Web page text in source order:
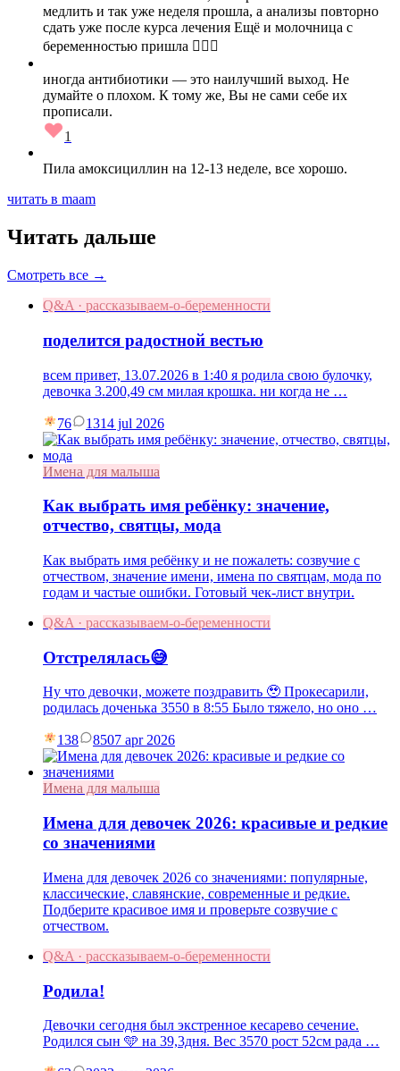
медлить и так уже неделя прошла, а анализы повторно
сдать уже после курса лечения Ещё и молочница с
беременностью пришла 🤦🏼‍♀️
иногда антибиотики — это наилучший выход. Не
думайте о плохом. К тому же, Вы не сами себе их
прописали.
1
Пила амоксициллин на 12-13 неделе, все хорошо.
читать в maam
Читать дальше
Смотреть все →
Q&A · рассказываем-о-беременности
поделится радостной вестью
всем привет, 13.07.2026 в 1:40 я родила свою булочку,
девочка 3.200,49 см милая крошка. ни когда не …
76 1314 jul 2026
Имена для малыша
Как выбрать имя ребёнку: значение,
отчество, святцы, мода
Как выбрать имя ребёнку и не пожалеть: созвучие с
отчеством, значение имени, имена по святцам, мода по
годам и частые ошибки. Готовый чек-лист внутри.
Q&A · рассказываем-о-беременности
Отстрелялась😅
Ну что девочки, можете поздравить 🥹 Прокесарили,
родилась доченька 3550 в 8:55 Было тяжело, но оно …
138 8507 apr 2026
Имена для малыша
Имена для девочек 2026: красивые и редкие
со значениями
Имена для девочек 2026 со значениями: популярные,
классические, славянские, современные и редкие.
Подберите красивое имя и проверьте созвучие с
отчеством.
Q&A · рассказываем-о-беременности
Родила!
Девочки сегодня был экстренное кесарево сечение.
Родился сын 🩵 на 39,3дня. Вес 3570 рост 52см рада …